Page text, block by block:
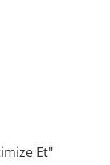
Et"